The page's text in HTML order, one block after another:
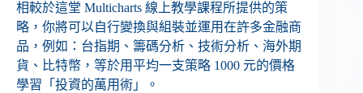
相較於這堂 Multicharts 線上教學課程所提供的策
略，你將可以自行變換與組裝並運用在許多金融商
品，例如：台指期、籌碼分析、技術分析、海外期
貨、比特幣，等於用平均一支策略 1000 元的價格
學習「投資的萬用術」。